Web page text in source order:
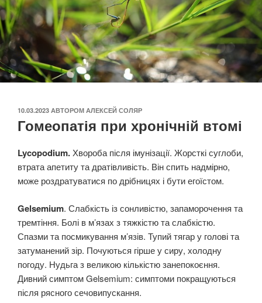
ОПУБЛІКОВАНО
10.03.2023 АВТОРОМ АЛЕКСЕЙ СОЛЯР
Гомеопатія при хронічній втомі
Lycopodium.Хвороба після імунізації. Жорсткі суглоби,
втрата апетиту та дратівливість. Він спить надмірно,
може роздратуватися по дрібницях і бути егоїстом.
Gelsemium. Слабкість із сонливістю, запаморочення та
тремтіння. Болі в м’язах з тяжкістю та слабкістю.
Спазми та посмикування м’язів. Тупий тягар у голові та
затуманений зір. Почуються гірше у сиру, холодну
погоду. Нудьга з великою кількістю занепокоєння.
Дивний симптом Gelsemium: симптоми покращуються
після рясного сечовипускання.